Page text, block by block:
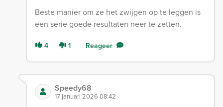
Beste manier om ze het zwijgen op te leggen is
een serie goede resultaten neer te zetten.
4 1 Reageer
Speedy68
17 januari 2026 08:42